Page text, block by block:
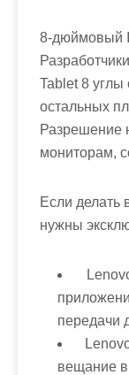
8-дюймовый
Tablet 8 углы
остальных
Разрешение
мониторам,
Если делать
нужны
передачи
вещание